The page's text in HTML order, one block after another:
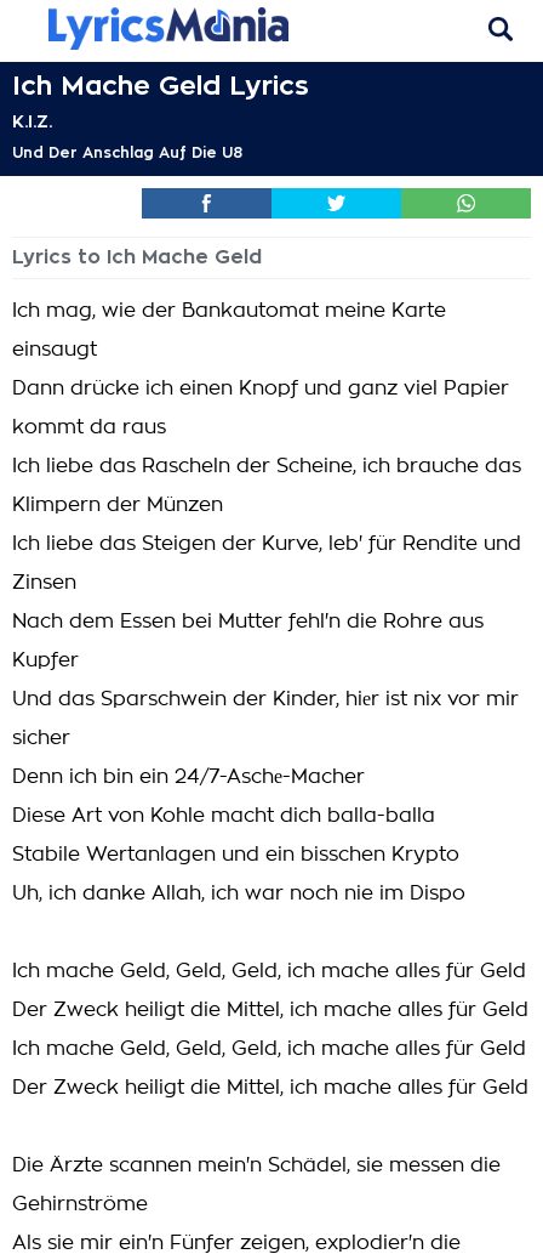
Ich Mache Geld Lyrics
K.I.Z.
Und Der Anschlag Auf Die U8
Lyrics to Ich Mache Geld
Ich mag, wie der Bankautomat meine Karte
einsaugt
Dann drücke ich einen Knopf und ganz viel Papier
kommt da raus
Ich liebe das Rascheln der Scheine, ich brauche das
Klimpern der Münzen
Ich liebe das Steigen der Kurve, leb' für Rendite und
Zinsen
Nach dem Essen bei Mutter fehl'n die Rohre aus
Kupfer
Und das Sparschwein der Kinder, hiеr ist nix vor mir
sicher
Denn ich bin ein 24/7-Aschе-Macher
Diese Art von Kohle macht dich balla-balla
Stabile Wertanlagen und ein bisschen Krypto
Uh, ich danke Allah, ich war noch nie im Dispo
Ich mache Geld, Geld, Geld, ich mache alles für Geld
Der Zweck heiligt die Mittel, ich mache alles für Geld
Ich mache Geld, Geld, Geld, ich mache alles für Geld
Der Zweck heiligt die Mittel, ich mache alles für Geld
Die Ärzte scannen mein'n Schädel, sie messen die
Gehirnströme
Als sie mir ein'n Fünfer zeigen, explodier'n die